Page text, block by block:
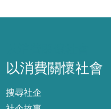
以消費關懷社會
搜尋社企